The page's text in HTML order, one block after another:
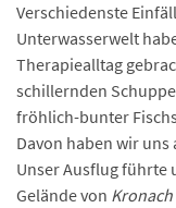
Verschiedenste
Unterwasserwelt
Therapiealltag
schillernden
fröhlich-bunter
Davon haben wir
Unser Ausflug
Gelände von